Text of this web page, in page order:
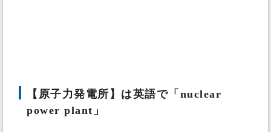
【原子力発電所】は英語で「nuclear
power plant」